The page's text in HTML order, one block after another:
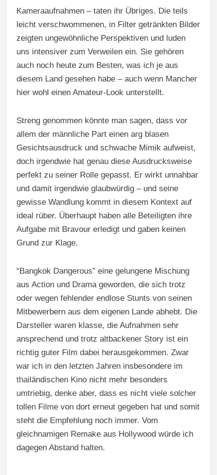
Kameraaufnahmen – taten ihr Übriges. Die teils
leicht verschwommenen, in Filter getränkten Bilder
zeigten ungewöhnliche Perspektiven und luden
uns intensiver zum Verweilen ein. Sie gehören
auch noch heute zum Besten, was ich je aus
diesem Land gesehen habe – auch wenn Mancher
hier wohl einen Amateur-Look unterstellt.
Streng genommen könnte man sagen, dass vor
allem der männliche Part einen arg blasen
Gesichtsausdruck und schwache Mimik aufweist,
doch irgendwie hat genau diese Ausdrucksweise
perfekt zu seiner Rolle gepasst. Er wirkt unnahbar
und damit irgendwie glaubwürdig – und seine
gewisse Wandlung kommt in diesem Kontext auf
ideal rüber. Überhaupt haben alle Beteiligten ihre
Aufgabe mit Bravour erledigt und gaben keinen
Grund zur Klage.
“Bangkok Dangerous” eine gelungene Mischung
aus Action und Drama geworden, die sich trotz
oder wegen fehlender endlose Stunts von seinen
Mitbewerbern aus dem eigenen Lande abhebt. Die
Darsteller waren klasse, die Aufnahmen sehr
ansprechend und trotz altbackener Story ist ein
richtig guter Film dabei herausgekommen. Zwar
war ich in den letzten Jahren insbesondere im
thailändischen Kino nicht mehr besonders
umtriebig, denke aber, dass es nicht viele solcher
tollen Filme von dort erneut gegeben hat und somit
steht die Empfehlung noch immer. Vom
gleichnamigen Remake aus Hollywood würde ich
dagegen Abstand halten.